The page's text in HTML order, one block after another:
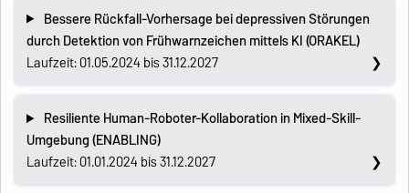
Bessere Rückfall-Vorhersage bei depressiven Störungen
durch Detektion von Frühwarnzeichen mittels KI (ORAKEL)
Laufzeit: 01.05.2024 bis 31.12.2027
Resiliente Human-Roboter-Kollaboration in Mixed-Skill-
Umgebung (ENABLING)
Laufzeit: 01.01.2024 bis 31.12.2027